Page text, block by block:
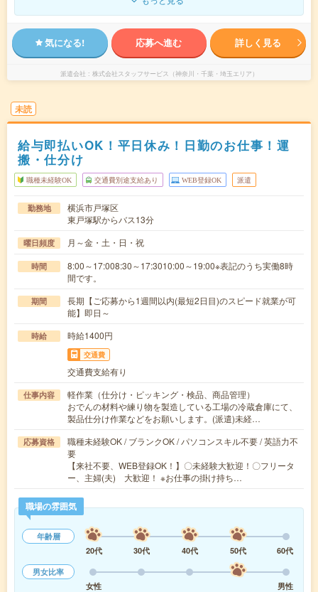
気になる! 応募へ進む 詳しく見る
派遣会社 株式会社スタッフサービス（神奈川・千葉・埼玉エリア）
未読
給与即払いOK！平日休み！日勤のお仕事！運
搬・仕分け
職種未経験OK 交通費別途支給あり WEB登録OK 派遣
勤務地
横浜市戸塚区
東戸塚駅からバス13分
曜日頻度 月～金・土・日・祝
時間
8:00～17:008:30～17:3010:00～19:00※表記のうち実働8時
間です。
期間
長期【ご応募から1週間以内(最短2日目)のスピード就業が可
能】即日～
時給 時給1400円
交通費
交通費支給有り
仕事内容
軽作業（仕分け・ピッキング・検品、商品管理）
おでんの材料や練り物を製造している工場の冷蔵倉庫にて、
製品仕分け作業などをお願いします。(派遣)未経…
応募資格
職種未経験OK / ブランクOK / パソコンスキル不要 / 英語力不
要
【来社不要、WEB登録OK！】〇未経験大歓迎！〇フリータ
ー、主婦(夫) 大歓迎！ ※お仕事の掛け持ち…
職場の雰囲気
年齢層
20代
30代 40代 50代
60代
男女比率
女性
男性